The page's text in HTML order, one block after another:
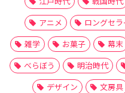
アニメ
ロングセラ
雑学
お菓子 幕末
べらぼう
明治時代
デザイン
文房具